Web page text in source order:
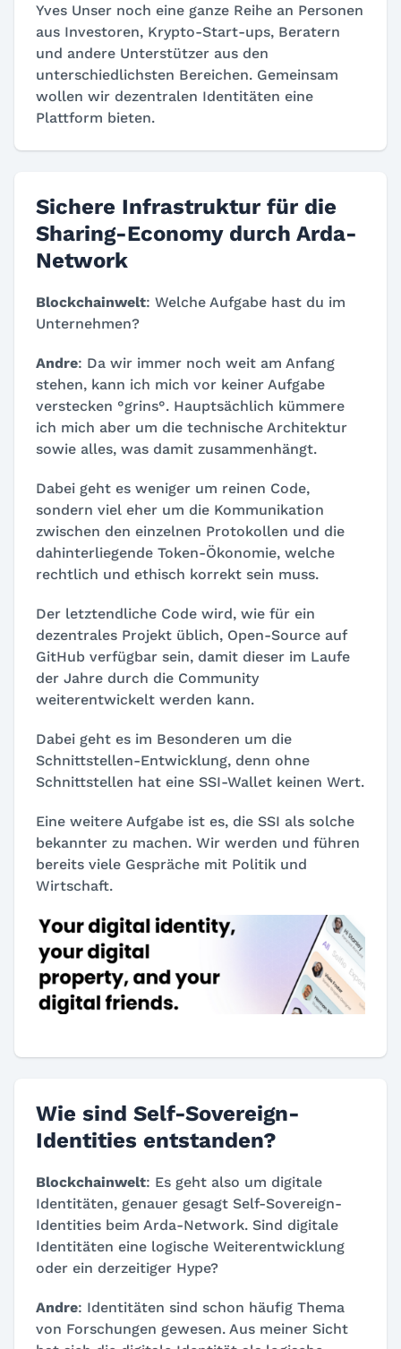
Yves Unser noch eine ganze Reihe an Personen
aus Investoren, Krypto-Start-ups, Beratern
und andere Unterstützer aus den
unterschiedlichsten Bereichen. Gemeinsam
wollen wir dezentralen Identitäten eine
Plattform bieten.
Sichere Infrastruktur für die
Sharing-Economy durch Arda-
Network
Blockchainwelt: Welche Aufgabe hast du im
Unternehmen?
Andre: Da wir immer noch weit am Anfang
stehen, kann ich mich vor keiner Aufgabe
verstecken °grins°. Hauptsächlich kümmere
ich mich aber um die technische Architektur
sowie alles, was damit zusammenhängt.
Dabei geht es weniger um reinen Code,
sondern viel eher um die Kommunikation
zwischen den einzelnen Protokollen und die
dahinterliegende Token-Ökonomie, welche
rechtlich und ethisch korrekt sein muss.
Der letztendliche Code wird, wie für ein
dezentrales Projekt üblich, Open-Source auf
GitHub verfügbar sein, damit dieser im Laufe
der Jahre durch die Community
weiterentwickelt werden kann.
Dabei geht es im Besonderen um die
Schnittstellen-Entwicklung, denn ohne
Schnittstellen hat eine SSI-Wallet keinen Wert.
Eine weitere Aufgabe ist es, die SSI als solche
bekannter zu machen. Wir werden und führen
bereits viele Gespräche mit Politik und
Wirtschaft.
Wie sind Self-Sovereign-
Identities entstanden?
Blockchainwelt: Es geht also um digitale
Identitäten, genauer gesagt Self-Sovereign-
Identities beim Arda-Network. Sind digitale
Identitäten eine logische Weiterentwicklung
oder ein derzeitiger Hype?
Andre: Identitäten sind schon häufig Thema
von Forschungen gewesen. Aus meiner Sicht